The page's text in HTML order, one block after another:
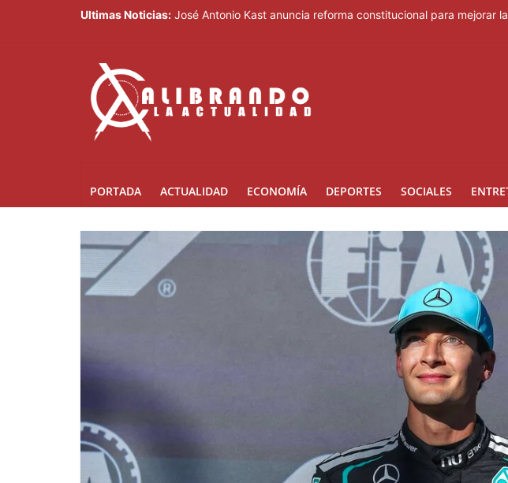
Ultimas Noticias: José Antonio Kast anuncia reforma constitucional para mejorar
PORTADA ACTUALIDAD ECONOMÍA DEPORTES SOCIALES